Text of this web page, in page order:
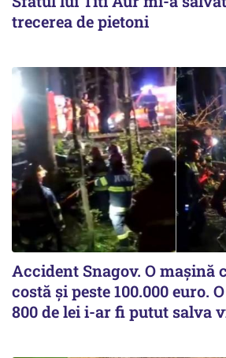
trecerea de pietoni
Accident Snagov. O mașină
costă și peste 100.000 euro.
800 de lei i-ar fi putut salva